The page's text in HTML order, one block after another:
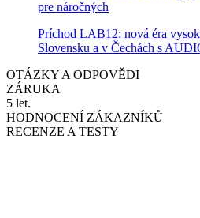
pre náročných
Príchod LAB12: nová éra
Slovensku a v Čechách s
OTÁZKY A ODPOVĚDI
ZÁRUKA
5 let.
HODNOCENÍ ZÁKAZNÍKŮ
RECENZE A TESTY